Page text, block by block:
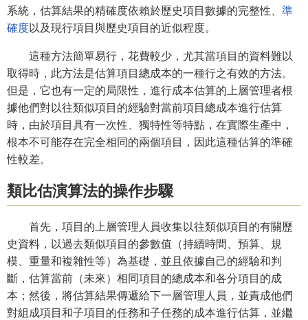
系統，估算結果的精確度依賴於歷史項目數據的完整性、 準
確度以及現行項目與歷史項目的近似程度。
這種方法簡單易行，花費較少，尤其當項目的資料難以
取得時，此方法是估算項目總成本的一種行之有效的方法。
但是，它也有一定的局限性，進行成本估算的上層管理者根
據他們對以往類似項目的經驗對當前項目總成本進行估算
時，由於項目具有一次性、獨特性等特點，在實際生產中，
根本不可能存在完全相同的兩個項目，因此這種估算的準確
性較差。
類比估演算法的操作步驟
首先，項目的上層管理人員收集以往類似項目的有關歷
史資料，以過去類似項目的參數值（持續時間、預算、規
模、重量和複雜性等）為基礎，並且依據自己的經驗和判
斷，估算當前（未來）相同項目的總成本和各分項目的成
本；然後，將估算結果傳遞給下一層管理人員，並責成他們
對組成項目和子項目的任務和子任務的成本進行估算，並繼